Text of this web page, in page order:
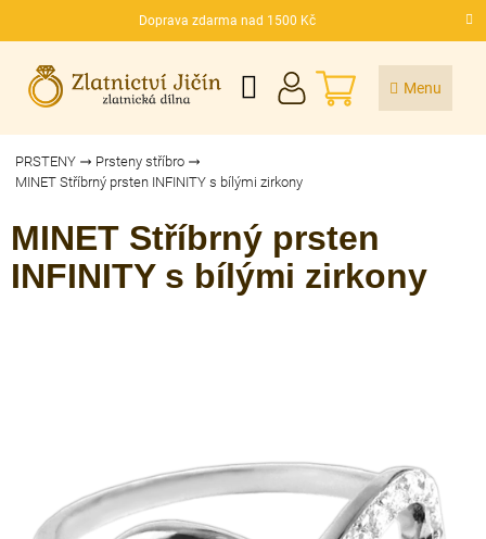
Doprava zdarma nad 1500 Kč
CZK
NÁKUPNÍ
KOŠÍK
PRSTENY
Prsteny stříbro
MINET Stříbrný prsten INFINITY s bílými zirkony
MINET Stříbrný prsten
INFINITY s bílými zirkony